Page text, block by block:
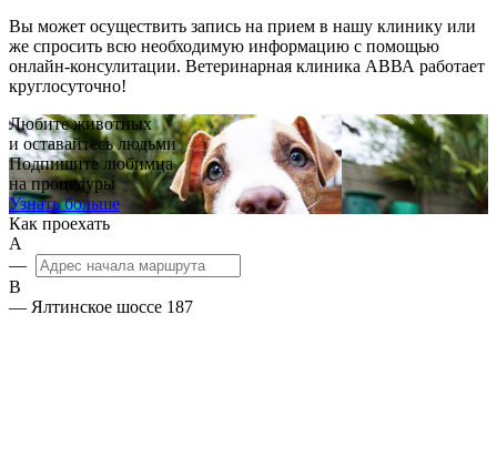
Вы может осуществить запись на прием в нашу клинику или
же спросить всю необходимую информацию с помощью
онлайн-консулитации. Ветеринарная клиника АВВА работает
круглосуточно!
Любите животных
и оставайтесь людьми
Подпишите любимца
на процедуры
Узнать больше
Как проехать
А
—
B
— Ялтинское шоссе 187